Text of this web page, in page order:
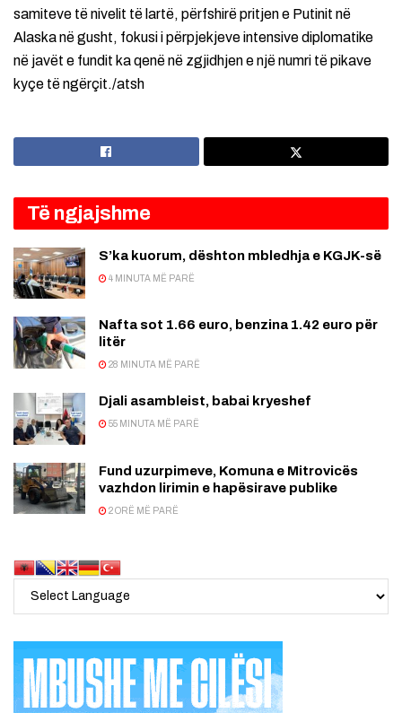
samiteve të nivelit të lartë, përfshirë pritjen e Putinit në
Alaska në gusht, fokusi i përpjekjeve intensive diplomatike
në javët e fundit ka qenë në zgjidhjen e një numri të pikave
kyçe të ngërçit./atsh
Të ngjajshme
S’ka kuorum, dështon mbledhja e KGJK-së
4 MINUTA MË PARË
Nafta sot 1.66 euro, benzina 1.42 euro për
litër
28 MINUTA MË PARË
Djali asambleist, babai kryeshef
55 MINUTA MË PARË
Fund uzurpimeve, Komuna e Mitrovicës
vazhdon lirimin e hapësirave publike
2 ORË MË PARË